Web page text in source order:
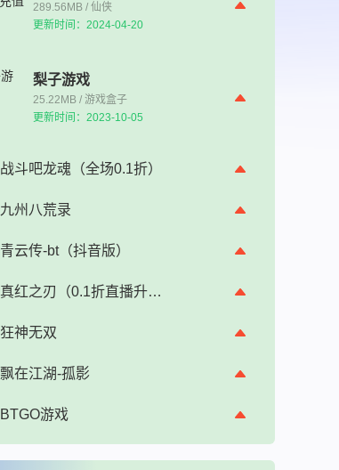
289.56MB / 仙侠
更新时间：2024-04-20
梨子游戏
25.22MB / 游戏盒子
更新时间：2023-10-05
战斗吧龙魂（全场0.1折）
九州八荒录
青云传-bt（抖音版）
真红之刃（0.1折直播升级版）（奇迹）
狂神无双
飘在江湖-孤影
BTGO游戏